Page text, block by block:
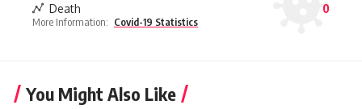
Death
0
More Information: Covid-19 Statistics
You Might Also Like